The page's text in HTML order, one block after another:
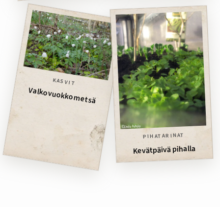
KASVIT
Valkovuokkometsä
PIHATARINAT
Kevätpäivä pihalla